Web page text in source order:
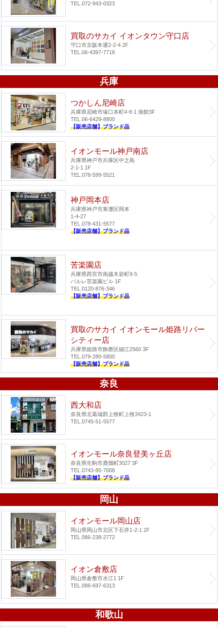
TEL.072-943-0323
買取のサカイ イオンタウン守口店
守口市京阪本通2-2-4 2F
TEL.06-4397-7718
兵庫
つかしん尼崎店
兵庫県尼崎市塚口本町4-8-1 南館3F
TEL.06-6429-8800
【販売店舗】ブランド品
イオンモール神戸南店
兵庫県神戸市兵庫区中之島
2-1-1 1F
TEL.078-599-5521
神戸岡本店
兵庫県神戸市東灘区岡本
1-4-27
TEL.078-431-5577
【販売店舗】ブランド品
苦楽園店
兵庫県西宮市南越木岩町9-5
パルレ苦楽園ビル 1F
TEL.0120-876-346
【販売店舗】ブランド品
買取のサカイ イオンモール姫路リバー
シティー店
兵庫県姫路市飾磨区細江2560 3F
TEL.079-280-5800
【販売店舗】ブランド品
奈良
西大和店
奈良県北葛城郡上牧町上牧3423-1
TEL.0745-51-5577
イオンモール奈良登美ヶ丘店
奈良県生駒市鹿畑町3027 3F
TEL.0743-85-7008
【販売店舗】ブランド品
岡山
イオンモール岡山店
岡山県岡山市北区下石井1-2-1 2F
TEL.086-238-2772
イオン倉敷店
岡山県倉敷市水江1 1F
TEL.086-697-6313
和歌山